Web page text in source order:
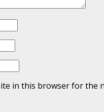
in this browser for the